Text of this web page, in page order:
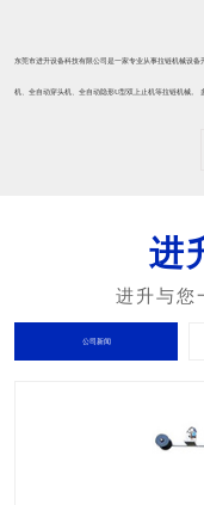
东莞市进升设备科技有限公司是一家专业从事拉链机械设
机、全自动穿头机、全自动隐形U型双上止机等拉链机械。
公司新闻